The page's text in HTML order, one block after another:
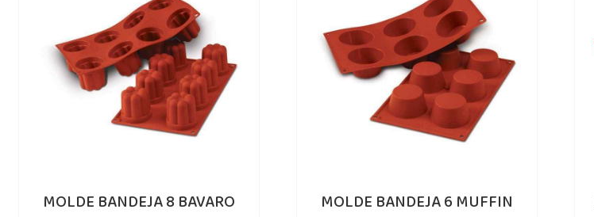
MOLDE BANDEJA 8 BAVARO MOLDE BANDEJA 6 MUFFIN